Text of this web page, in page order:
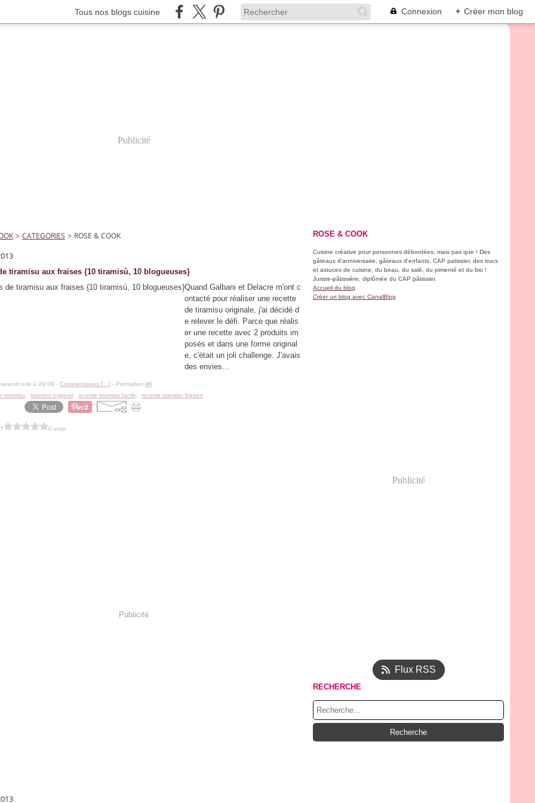
Tous nos blogs cuisine Connexion + Créer mon blog
Publicité
> CATEGORIES > ROSE & COOK
tiramisu aux fraises {10 tiramisù, 10 blogueuses}
Quand Galbani et Delacre m'ont c
ontacté pour réaliser une recette
de tiramisu originale, j'ai décidé d
e relever le défi. Parce que réalis
er une recette avec 2 produits im
posés et dans une forme original
e, c'était un joli challenge. J'avais
des envies...
à 09:09 - Commentaires [ ] - Permalien [#]
tiramisu tiramisu original recette tiramisu facile recette tiramisu fraises
0 vote
Publicité
ROSE & COOK
Cuisine créative pour personnes débordées, mais pas que ! Des
gâteaux d'anniversaire, gâteaux d'enfants, CAP patissier, des trucs
et astuces de cuisine, du beau, du salé, du pimenté et du bio !
Juriste-pâtissière, diplômée du CAP pâtissier.
Accueil du blog
Créer un blog avec CanalBlog
Publicité
Flux RSS
RECHERCHE